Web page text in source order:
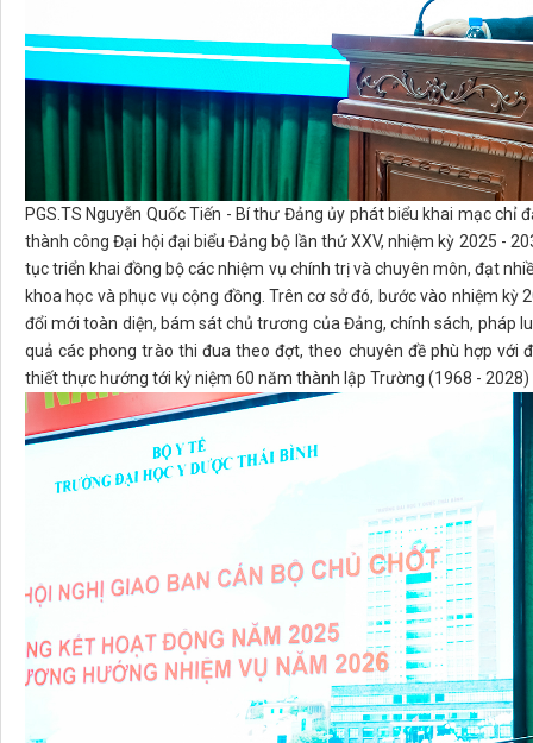
PGS.TS Nguyễn Quốc Tiến - Bí thư Đảng ủy phát biểu khai mạc
thành công Đại hội đại biểu Đảng bộ lần thứ XXV, nhiệm kỳ 2025 -
tục triển khai đồng bộ các nhiệm vụ chính trị và chuyên môn, đạt
khoa học và phục vụ cộng đồng. Trên cơ sở đó, bước vào nhiệm
đổi mới toàn diện, bám sát chủ trương của Đảng, chính sách, pháp
quả các phong trào thi đua theo đợt, theo chuyên đề phù hợp với
thiết thực hướng tới kỷ niệm 60 năm thành lập Trường (1968 - 2028)